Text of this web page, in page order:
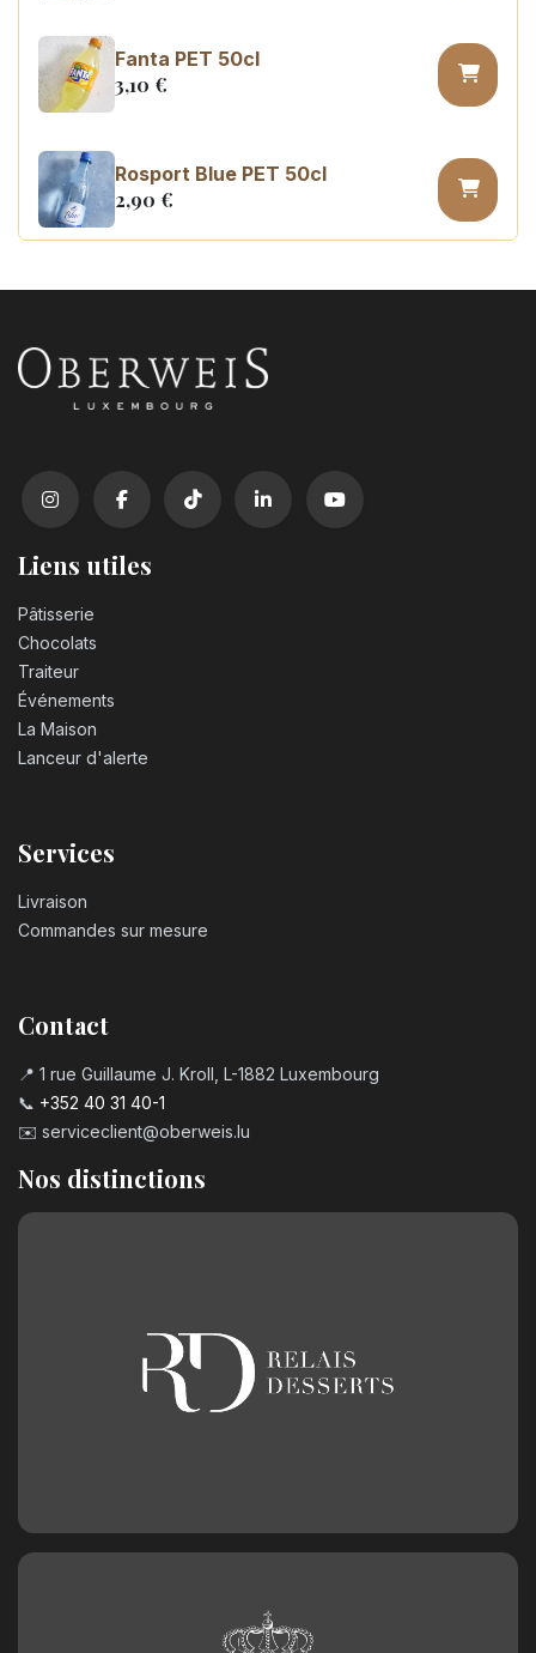
Fanta PET 50cl
3,10 €
Rosport Blue PET 50cl
2,90 €
Liens utiles
Pâtisserie
Chocolats
Traiteur
Événements
La Maison
Lanceur d'alerte
Services
Livraison
Commandes sur mesure
Contact
📍 1 rue Guillaume J. Kroll, L-1882 Luxembourg
📞 +352 40 31 40-1
✉️ serviceclient@oberweis.lu
Nos distinctions